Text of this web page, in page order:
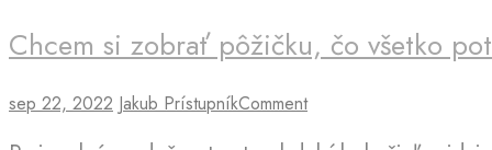
Chcem si zobrať pôžičku, čo všetko
sep 22, 2022 Jakub PrístupníkComment